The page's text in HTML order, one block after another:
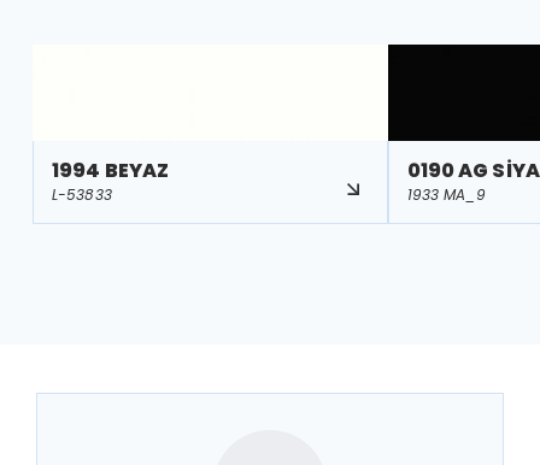
1994 BEYAZ
L-53833
0190 AG
1933 MA_9